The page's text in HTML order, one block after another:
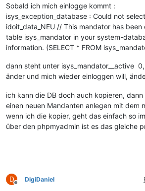
Sobald ich mich einlogge kommt :
isys_exception_database : Could not
idoit_data_NEU // This mandator has
table isys_mandator in your system-
information. (SELECT * FROM
dann steht unter isys_mandator__active
änder und mich wieder einloggen will,
ich kann die DB doch auch kopieren,
einen neuen Mandanten anlegen mit dem
wenn ich die kopier, geht das einfach so
über den phpmyadmin ist es das gleiche
D
Offline
DigiDaniel